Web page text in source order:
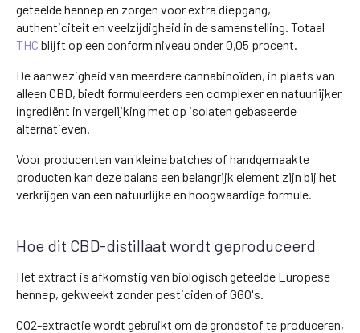
geteelde hennep en zorgen voor extra diepgang,
authenticiteit en veelzijdigheid in de samenstelling. Totaal
THC blijft op een conform niveau onder 0,05 procent.
De aanwezigheid van meerdere cannabinoïden, in plaats van
alleen CBD, biedt formuleerders een complexer en natuurlijker
ingrediënt in vergelijking met op isolaten gebaseerde
alternatieven.
Voor producenten van kleine batches of handgemaakte
producten kan deze balans een belangrijk element zijn bij het
verkrijgen van een natuurlijke en hoogwaardige formule.
Hoe dit CBD-distillaat wordt geproduceerd
Het extract is afkomstig van biologisch geteelde Europese
hennep, gekweekt zonder pesticiden of GGO's.
CO2-extractie wordt gebruikt om de grondstof te produceren,